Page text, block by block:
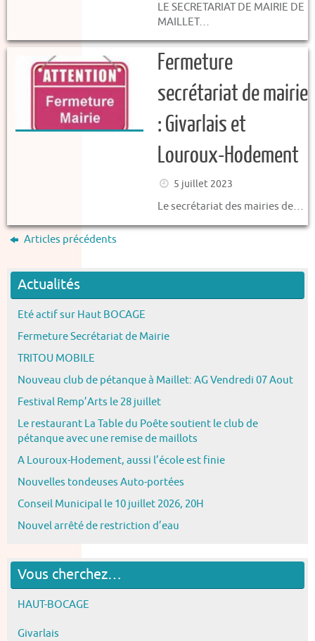
LE SECRETARIAT DE MAIRIE DE
MAILLET…
Fermeture
secrétariat de mairie
: Givarlais et
Louroux-Hodement
5 juillet 2023
Le secrétariat des mairies de…
Articles précédents
Actualités
Eté actif sur Haut BOCAGE
Fermeture Secrétariat de Mairie
TRITOU MOBILE
Nouveau club de pétanque à Maillet: AG Vendredi 07 Aout
Festival Remp’Arts le 28 juillet
Le restaurant La Table du Poête soutient le club de
pétanque avec une remise de maillots
A Louroux-Hodement, aussi l’école est finie
Nouvelles tondeuses Auto-portées
Conseil Municipal le 10 juillet 2026, 20H
Nouvel arrêté de restriction d’eau
Vous cherchez…
HAUT-BOCAGE
Givarlais